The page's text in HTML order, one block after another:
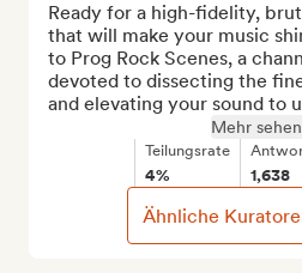
Ready for a high-fidelity,
that will make your music
to Prog Rock Scenes, a
devoted to dissecting the
and elevating your sound to
Mehr sehen
Teilungsrate
4% 1,638
Ähnliche